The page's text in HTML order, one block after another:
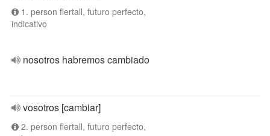
1. person flertall, futuro perfecto,
indicativo
nosotros habremos cambiado
vosotros [cambiar]
2. person flertall, futuro perfecto,